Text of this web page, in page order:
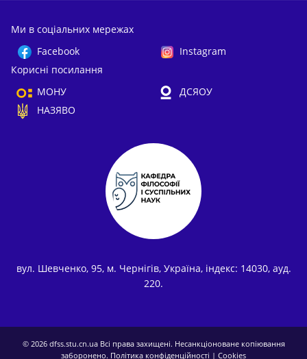
Ми в соціальних мережах
Facebook
Instagram
Корисні посилання
МОНУ
ДСЯОУ
НАЗЯВО
вул. Шевченко, 95, м. Чернігів, Україна, індекс: 14030, ауд.
220.
© 2026 dfss.stu.cn.ua Всі права захищені. Несанкціоноване копіювання
заборонено. Політика конфіденційності | Cookies